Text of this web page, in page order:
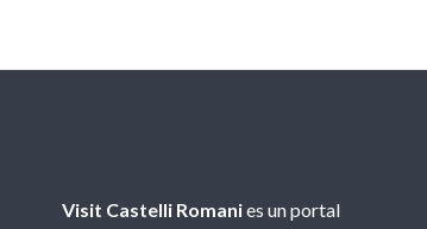
Visit Castelli Romanies un portal